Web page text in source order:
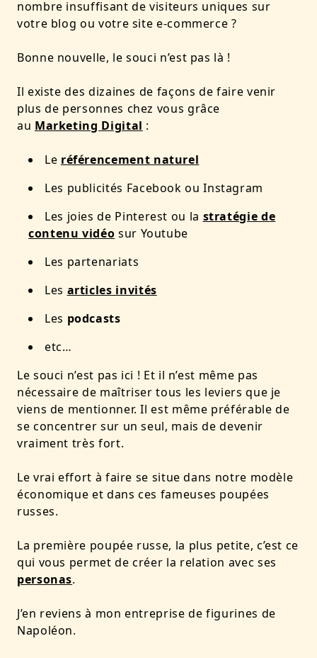
nombre insuffisant de visiteurs uniques sur
votre blog ou votre site e-commerce ?
Bonne nouvelle, le souci n’est pas là !
Il existe des dizaines de façons de faire venir
plus de personnes chez vous grâce
au Marketing Digital :
Le référencement naturel
Les publicités Facebook ou Instagram
Les joies de Pinterest ou la stratégie de
contenu vidéo sur Youtube
Les partenariats
Les articles invités
Les podcasts
etc…
Le souci n’est pas ici ! Et il n’est même pas
nécessaire de maîtriser tous les leviers que je
viens de mentionner. Il est même préférable de
se concentrer sur un seul, mais de devenir
vraiment très fort.
Le vrai effort à faire se situe dans notre modèle
économique et dans ces fameuses poupées
russes.
La première poupée russe, la plus petite, c’est ce
qui vous permet de créer la relation avec ses
personas.
J’en reviens à mon entreprise de figurines de
Napoléon.